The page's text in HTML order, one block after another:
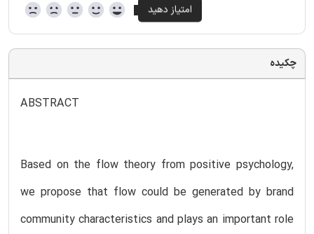
چکیده
ABSTRACT
Based on the flow theory from positive psychology,
we propose that flow could be generated by brand
community characteristics and plays an important role